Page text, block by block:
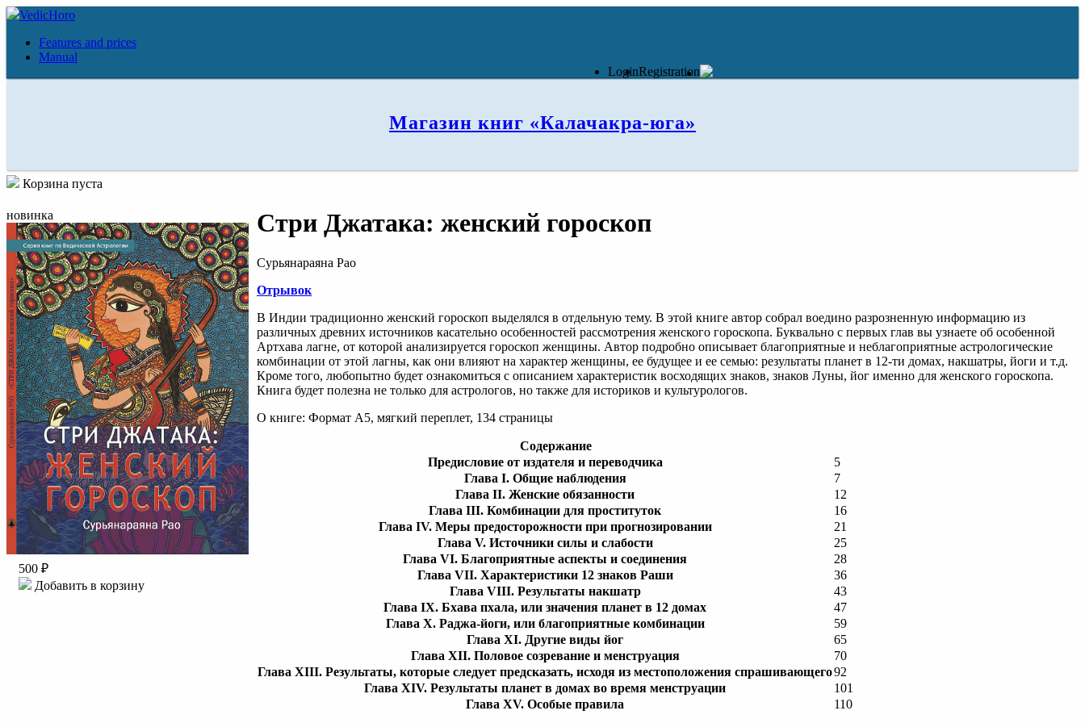
VedicHoro
Features and prices
Manual
Registration
Login
Магазин книг «Калачакра-юга»
Корзина пуста
новинка
500 ₽
Добавить в корзину
Стри Джатака: женский гороскоп
Сурьянараяна Рао
Отрывок
В Индии традиционно женский гороскоп выделялся в отдельную тему. В этой книге автор собрал воедино разрозненную информацию из
различных древних источников касательно особенностей рассмотрения женского гороскопа. Буквально с первых глав вы узнаете об особенной
Артхава лагне, от которой анализируется гороскоп женщины. Автор подробно описывает благоприятные и неблагоприятные астрологические
комбинации от этой лагны, как они влияют на характер женщины, ее будущее и ее семью: результаты планет в 12-ти домах, накшатры, йоги и т.д.
Кроме того, любопытно будет ознакомиться с описанием характеристик восходящих знаков, знаков Луны, йог именно для женского гороскопа.
Книга будет полезна не только для астрологов, но также для историков и культурологов.
О книге: Формат A5, мягкий переплет, 134 страницы
Содержание
Предисловие от издателя и переводчика
5
Глава I.Общие наблюдения
7
Глава II. Женские обязанности
12
Глава III. Комбинации для проституток
16
Глава IV.Меры предосторожности при прогнозировании
21
Глава V.Источники силы и слабости
25
Глава VI. Благоприятные аспекты и соединения
28
Глава VII.Характеристики 12 знаков Раши
36
Глава VIII.Результаты накшатр
43
Глава IX. Бхава пхала, или значения планет в 12 домах
47
Глава X.Раджа-йоги, или благоприятные комбинации
59
Глава XI. Другие виды йог
65
Глава XII.Половое созревание и менструация
70
Глава XIII. Результаты, которые следует предсказать, исходя из местоположения спрашивающего92
Глава XIV. Результаты планет в домах во время менструации
101
Глава XV. Особые правила 110